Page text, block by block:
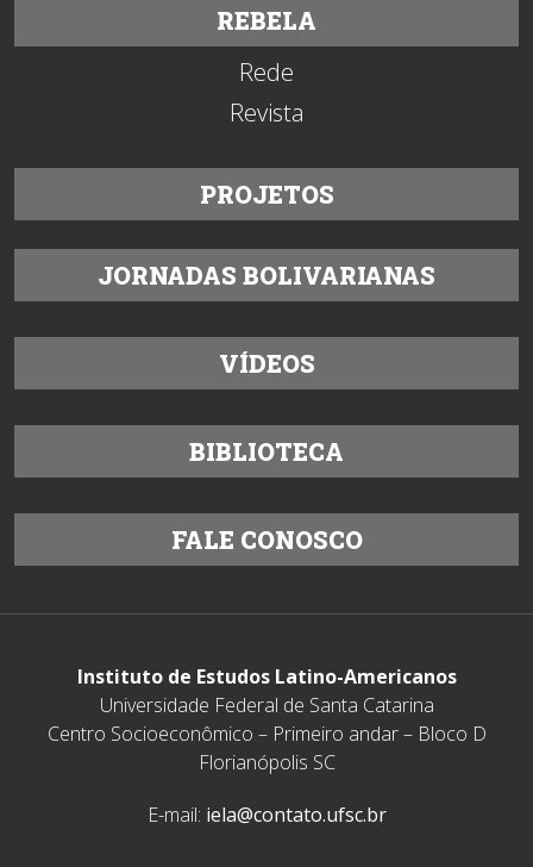
REBELA
Rede
Revista
PROJETOS
JORNADAS BOLIVARIANAS
VÍDEOS
BIBLIOTECA
FALE CONOSCO
Instituto de Estudos Latino-Americanos
Universidade Federal de Santa Catarina
Centro Socioeconômico – Primeiro andar – Bloco D
Florianópolis SC
E-mail: iela@contato.ufsc.br